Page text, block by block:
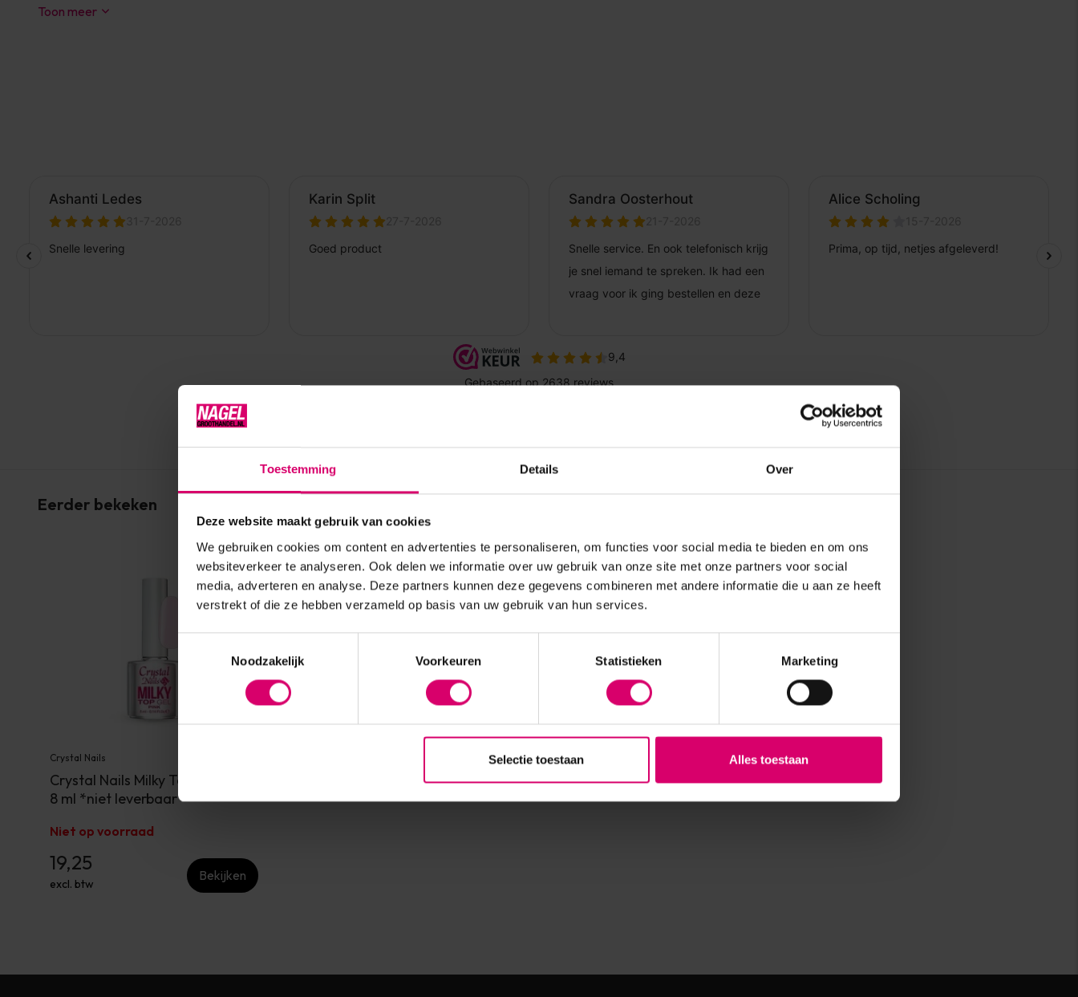
Toestemming Details Over
Deze website maakt gebruik van cookies
We gebruiken cookies om content en advertenties te personaliseren, om functies voor social media te bieden en om ons
websiteverkeer te analyseren. Ook delen we informatie over uw gebruik van onze site met onze partners voor social
media, adverteren en analyse. Deze partners kunnen deze gegevens combineren met andere informatie die u aan ze heeft
verstrekt of die ze hebben verzameld op basis van uw gebruik van hun services.
Noodzakelijk
Voorkeuren Statistieken Marketing
Selectie toestaan Alles toestaan
Toon meer
Eerder bekeken
Crystal Nails
Crystal Nails Milky Top Gel Pink
8 ml *niet leverbaar*
Niet op voorraad
19,25
excl. btw
Bekijken